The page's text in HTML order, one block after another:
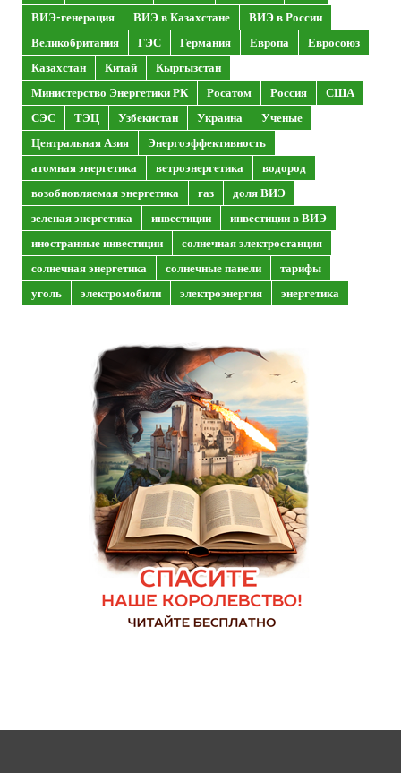
ВИЭ-генерация
ВИЭ в Казахстане
ВИЭ в России
Великобритания
ГЭС Германия Европа
Евросоюз
Казахстан
Китай
Кыргызстан
Министерство Энергетики РК
Росатом Россия
США
СЭС
ТЭЦ Узбекистан Украина
Ученые
Центральная Азия
Энергоэффективность
атомная энергетика
ветроэнергетика
водород
возобновляемая энергетика
газ
доля ВИЭ
зеленая энергетика
инвестиции
инвестиции в ВИЭ
иностранные инвестиции
солнечная электростанция
солнечная энергетика
солнечные панели
тарифы
уголь
электромобили электроэнергия энергетика